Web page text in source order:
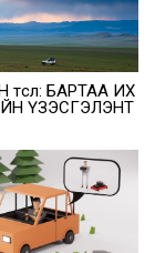
БАРТАА ИХ
ҮЗЭСГЭЛЭНТ